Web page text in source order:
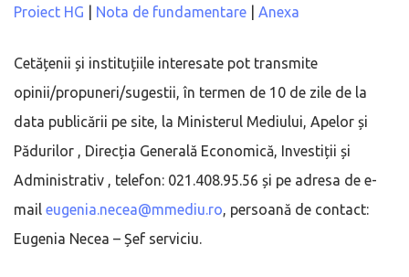
Proiect HG Nota de fundamentare Anexa
Cetățenii și instituțiile interesate pot transmite
opinii/propuneri/sugestii, în termen de 10 de zile de la
data publicării pe site, la Ministerul Mediului, Apelor și
Pădurilor , Direcția Generală Economică, Investiții și
Administrativ , telefon: 021.408.95.56 și pe adresa de e-
mail eugenia.necea@mmediu.ro, persoană de contact:
Eugenia Necea – Șef serviciu.